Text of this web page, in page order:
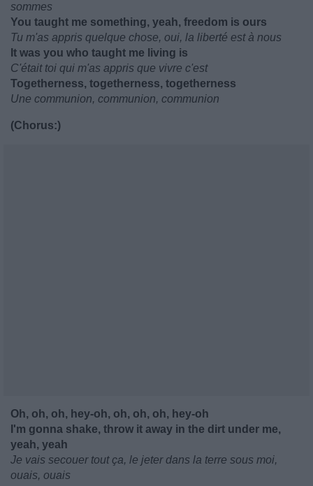
sommes
You taught me something, yeah, freedom is ours
Tu m'as appris quelque chose, oui, la liberté est à nous
It was you who taught me living is
C'était toi qui m'as appris que vivre c'est
Togetherness, togetherness, togetherness
Une communion, communion, communion
(Chorus:)
Oh, oh, oh, hey-oh, oh, oh, oh, hey-oh
I'm gonna shake, throw it away in the dirt under me,
yeah, yeah
Je vais secouer tout ça, le jeter dans la terre sous moi,
ouais, ouais